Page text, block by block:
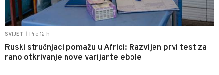
SVIJET Pre 12 h
Ruski stručnjaci pomažu u Africi: Razvijen prvi test za
rano otkrivanje nove varijante ebole